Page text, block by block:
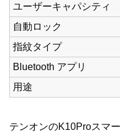
ユーザーキャパシティ
自動ロック
指紋タイプ
Bluetooth アプリ
用途
テンオンのK10Proスマ